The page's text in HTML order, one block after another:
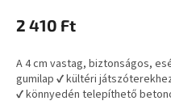
2 410 Ft
A 4 cm vastag, biztonságos,
gumilap ✔ kültéri
✔ könnyedén telepíthető